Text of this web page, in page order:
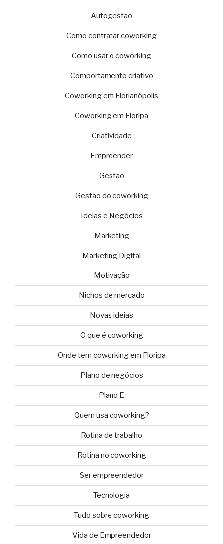
Autogestão
Como contratar coworking
Como usar o coworking
Comportamento criativo
Coworking em Florianópolis
Coworking em Floripa
Criatividade
Empreender
Gestão
Gestão do coworking
Ideias e Negócios
Marketing
Marketing Digital
Motivação
Nichos de mercado
Novas ideias
O que é coworking
Onde tem coworking em Floripa
Plano de negócios
Plano E
Quem usa coworking?
Rotina de trabalho
Rotina no coworking
Ser empreendedor
Tecnologia
Tudo sobre coworking
Vida de Empreendedor